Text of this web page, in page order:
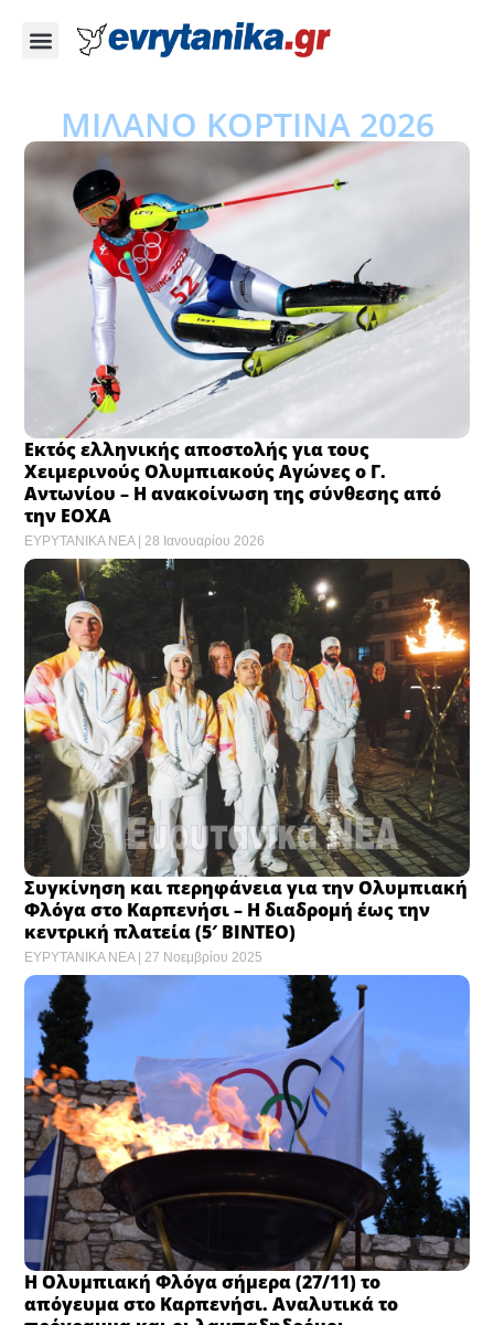
ΜΙΛΑΝΟ ΚΟΡΤΙΝΑ 2026
Εκτός ελληνικής αποστολής για τους
Χειμερινούς Ολυμπιακούς Αγώνες ο Γ.
Αντωνίου – Η ανακοίνωση της σύνθεσης από
την ΕΟΧΑ
ΕΥΡΥΤΑΝΙΚΑ ΝΕΑ 28 Ιανουαρίου 2026
Συγκίνηση και περηφάνεια για την Ολυμπιακή
Φλόγα στο Καρπενήσι – Η διαδρομή έως την
κεντρική πλατεία (5′ BINTEO)
ΕΥΡΥΤΑΝΙΚΑ ΝΕΑ 27 Νοεμβρίου 2025
Η Ολυμπιακή Φλόγα σήμερα (27/11) το
απόγευμα στο Καρπενήσι. Αναλυτικά το